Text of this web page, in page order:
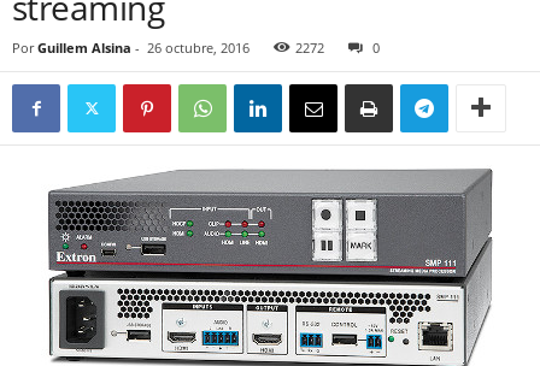
Por Guillem Alsina - 26 octubre, 2016 2272 0